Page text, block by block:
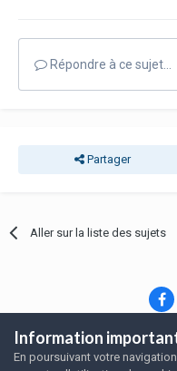
Répondre à ce sujet…
Partager
Aller sur la liste des sujets
Langue Thème
Nous
Information
En poursuivant votre